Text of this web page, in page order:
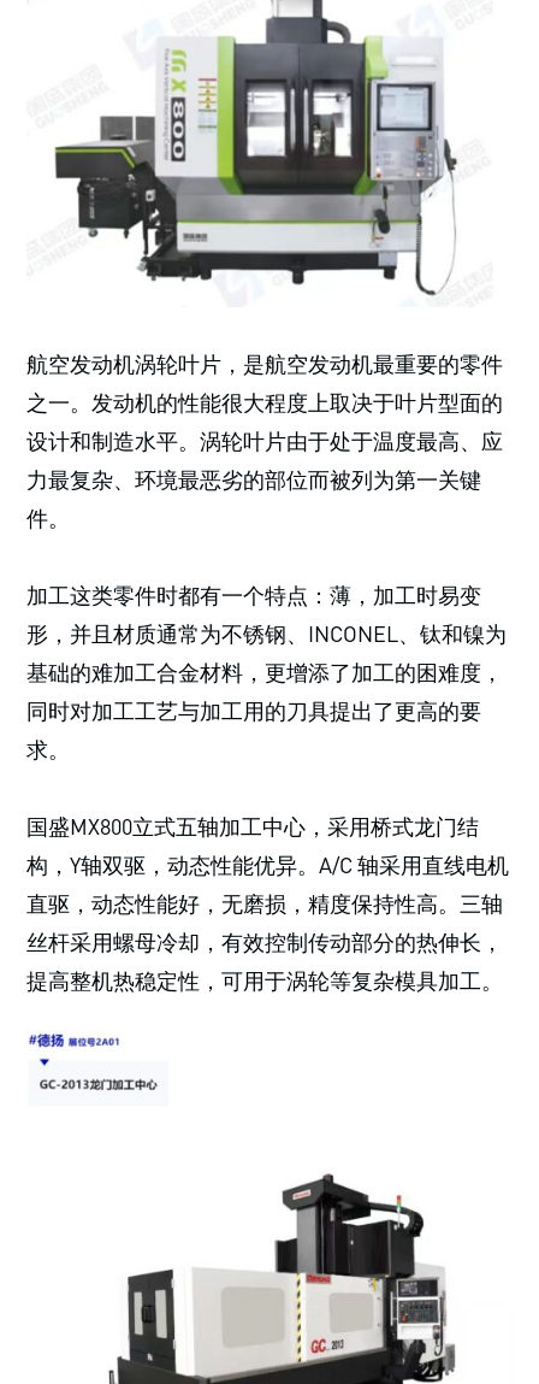
航空发动机涡轮叶片，是航空发动机最重要的零件
之一。发动机的性能很大程度上取决于叶片型面的
设计和制造水平。涡轮叶片由于处于温度最高、应
力最复杂、环境最恶劣的部位而被列为第一关键
件。
加工这类零件时都有一个特点：薄，加工时易变
形，并且材质通常为不锈钢、INCONEL、钛和镍为
基础的难加工合金材料，更增添了加工的困难度，
同时对加工工艺与加工用的刀具提出了更高的要
求。
国盛MX800立式五轴加工中心，采用桥式龙门结
构，Y轴双驱，动态性能优异。A/C 轴采用直线电机
直驱，动态性能好，无磨损，精度保持性高。三轴
丝杆采用螺母冷却，有效控制传动部分的热伸长，
提高整机热稳定性，可用于涡轮等复杂模具加工。